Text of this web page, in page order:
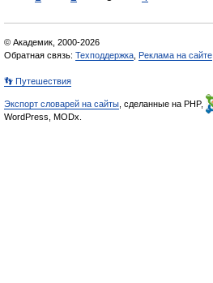
© Академик, 2000-2026
Обратная связь: Техподдержка Реклама на сайте
👣 Путешествия
Экспорт словарей на сайты , сделанные на PHP,
WordPress, MODx.